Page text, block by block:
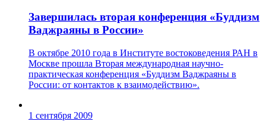
Завершилась вторая конференция «Буддизм
Ваджраяны в России»
В октябре 2010 года в Институте востоковедения РАН в
Москве прошла Вторая международная научно-
практическая конференция «Буддизм Ваджраяны в
России: от контактов к взаимодействию».
1 сентября 2009